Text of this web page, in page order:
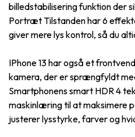
billedstabilisering funktion der
Portræt Tilstanden har 6
giver mere lys kontrol, så du
IPhone 13 har også et
kamera, der er sprængfyldt
Smartphonens smart HDR 4
maskinlæring til at maksimere
justerer lysstyrke, farver og